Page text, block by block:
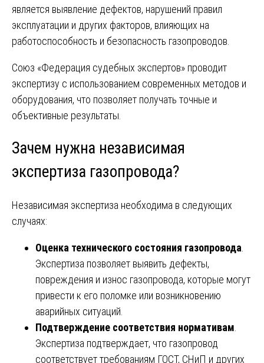
является выявление дефектов, нарушений правил
эксплуатации и других факторов, влияющих на
работоспособность и безопасность газопроводов.
Союз «Федерация судебных экспертов» проводит
экспертизу с использованием современных методов и
оборудования, что позволяет получать точные и
объективные результаты.
Зачем нужна независимая
экспертиза газопровода?
Независимая экспертиза необходима в следующих
случаях:
Оценка технического состояния газопровода
Экспертиза позволяет выявить дефекты,
повреждения и износ газопровода, которые могут
привести к его поломке или возникновению
аварийных ситуаций.
Подтверждение соответствия нормативам
Экспертиза подтверждает, что газопровод
соответствует требованиям ГОСТ, СНиП и других